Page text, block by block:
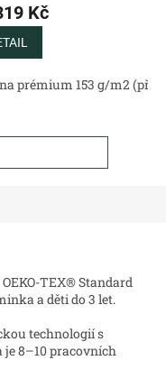
Bavlněný satén 130 g/
Kč
prémium 153 g/m2
TEX® Standard
a děti do 3 let.
technologií s
8–10 pracovních